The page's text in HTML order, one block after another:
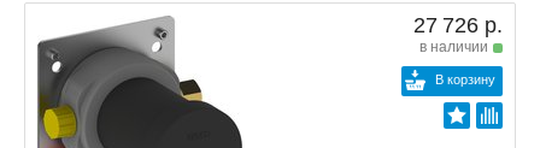
27 726 р.
в наличии
В корзину